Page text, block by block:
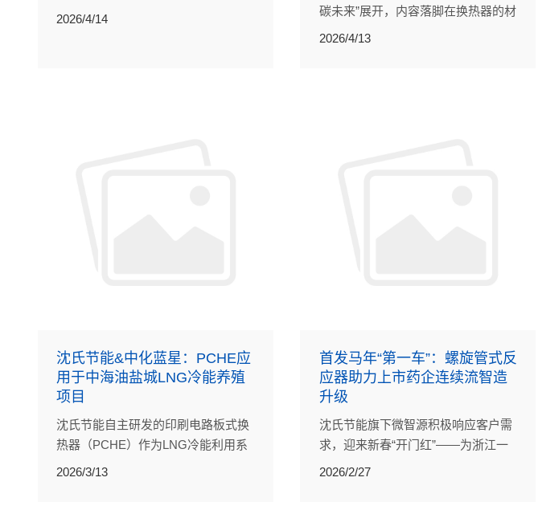
直接将燃料的化学能高效、低碳、环
2026/4/14
碳未来”展开，内容落脚在换热器的材
料、工艺，以及整机选型中那些容易
2026/4/13
沈氏节能&中化蓝星：PCHE应
用于中海油盐城LNG冷能养殖
项目
沈氏节能自主研发的印刷电路板式换
热器（PCHE）作为LNG冷能利用系
统的核心设备，为这一跨界联动提供
2026/3/13
首发马年“第一车”：螺旋管式反
应器助力上市药企连续流智造
升级
沈氏节能旗下微智源积极响应客户需
求，迎来新春“开门红”——为浙江一
家上市药企定制的连续流撬装系统正
2026/2/27